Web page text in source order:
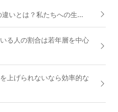
いとは？私たちへの生...
る人の割合は若年層を中心
上げられないなら効率的な